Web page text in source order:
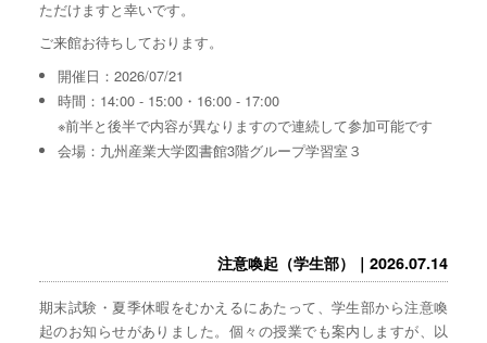
ただけますと幸いです。
ご来館お待ちしております。
開催日：2026/07/21
時間：14:00 - 15:00・16:00 - 17:00
※前半と後半で内容が異なりますので連続して参加可能です
会場：九州産業大学図書館3階グループ学習室３
注意喚起（学生部）｜2026.07.14
期末試験・夏季休暇をむかえるにあたって、学生部から注意喚
起のお知らせがありました。個々の授業でも案内しますが、以